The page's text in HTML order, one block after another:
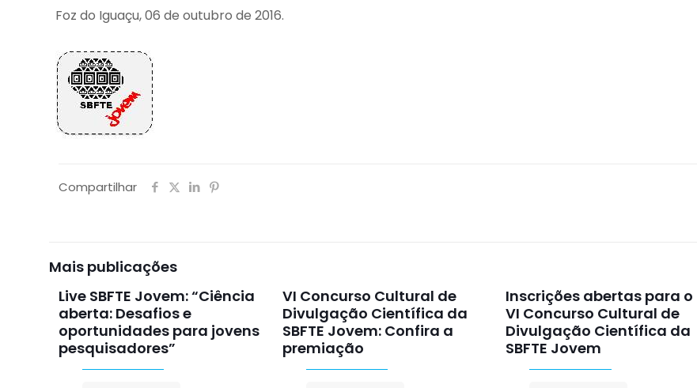
Foz do Iguaçu, 06 de outubro de 2016.
Compartilhar
Mais publicações
Live SBFTE Jovem: “Ciência
aberta: Desafios e
oportunidades para jovens
pesquisadores”
VI Concurso Cultural de
Divulgação Científica da
SBFTE Jovem: Confira a
premiação
Inscrições abertas para o
VI Concurso Cultural de
Divulgação Científica da
SBFTE Jovem